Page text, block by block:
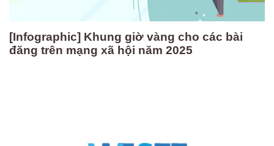
[Infographic] Khung giờ vàng cho các bài
đăng trên mạng xã hội năm 2025